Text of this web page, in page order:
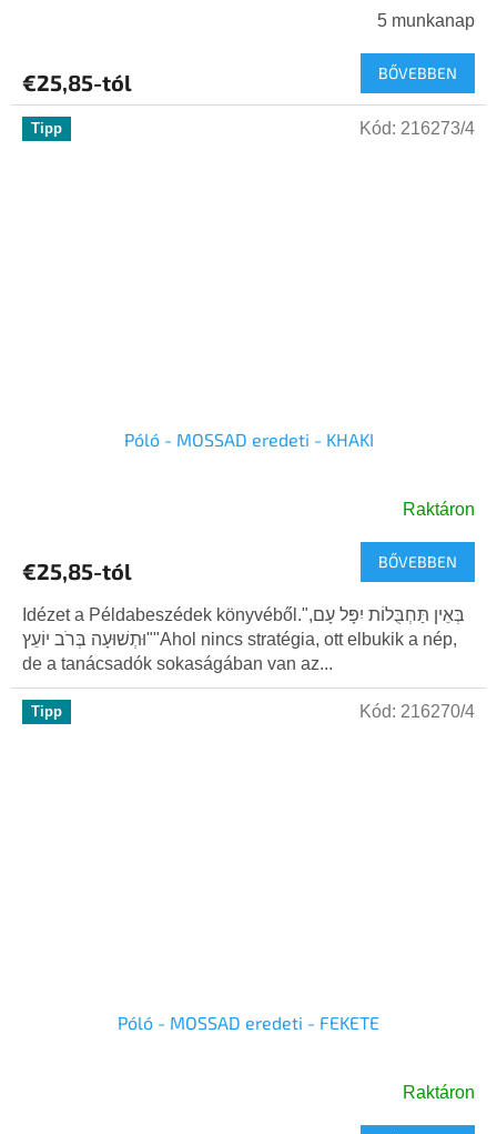
5 munkanap
€25,85-tól BŐVEBBEN
Tipp
Póló - MOSSAD eredeti - KHAKI
Raktáron
€25,85-tól BŐVEBBEN
Idézet a Példabeszédek könyvéből."בְּאֵין תַּחְבֻּלוֹת יִפָּל עָם,
וּתְשׁוּעָה בְּרֹב יוֹעֵץ""Ahol nincs stratégia, ott elbukik a nép,
de a tanácsadók sokaságában van az...
Kód: 216273/4
Tipp
Póló - MOSSAD eredeti - FEKETE
Raktáron
Kód: 216270/4